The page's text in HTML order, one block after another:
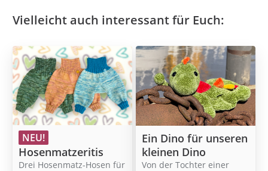
Vielleicht auch interessant für Euch:
NEU!
Hosenmatzeritis
Drei Hosenmatz-Hosen für
Ein Dino für unseren
kleinen Dino
Von der Tochter einer